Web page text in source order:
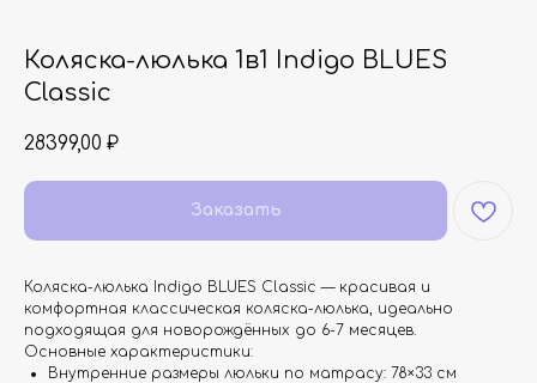
Коляска-люлька 1в1 Indigo BLUES
Classic
28399,00 ₽
Заказать
Коляска-люлька Indigo BLUES Classic — красивая и
комфортная классическая коляска-люлька, идеально
подходящая для новорождённых до 6-7 месяцев.
Основные характеристики:
Внутренние размеры люльки по матрасу: 78×33 см